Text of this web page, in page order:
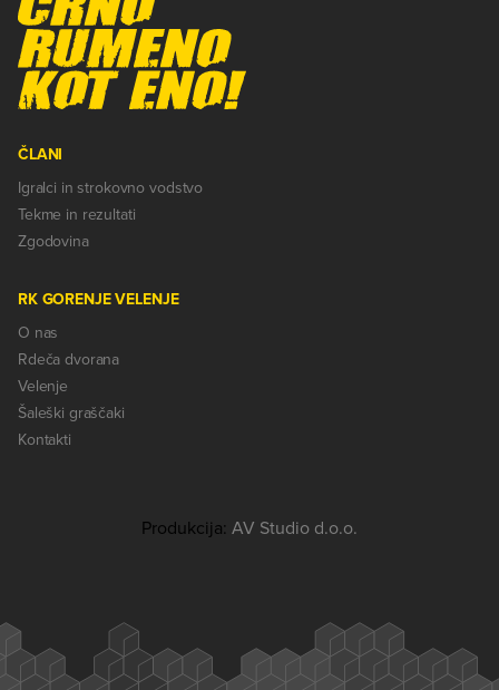
ČLANI
Igralci in strokovno vodstvo
Tekme in rezultati
Zgodovina
RK GORENJE VELENJE
O nas
Rdeča dvorana
Velenje
Šaleški graščaki
Kontakti
Produkcija: AV Studio d.o.o.